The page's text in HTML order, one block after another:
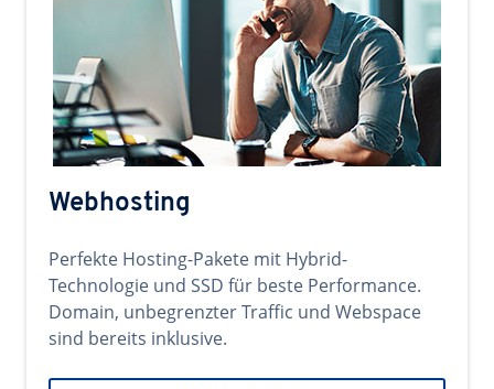
Webhosting
Perfekte Hosting-Pakete mit Hybrid-
Technologie und SSD für beste Performance.
Domain, unbegrenzter Traffic und Webspace
sind bereits inklusive.